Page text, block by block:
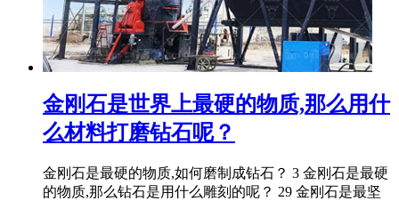
金刚石是世界上最硬的物质,那么用什
么材料打磨钻石呢？
金刚石是最硬的物质,如何磨制成钻石？ 3 金刚石是最硬
的物质,那么钻石是用什么雕刻的呢？ 29 金刚石是最坚